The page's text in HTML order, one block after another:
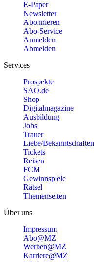
E-Paper
Newsletter
Abonnieren
Abo-Service
Anmelden
Abmelden
Services
Prospekte
SAO.de
Shop
Digitalmagazine
Ausbildung
Jobs
Trauer
Liebe/Bekanntschaften
Tickets
Reisen
FCM
Gewinnspiele
Rätsel
Themenseiten
Über uns
Impressum
Abo@MZ
Werben@MZ
Karriere@MZ